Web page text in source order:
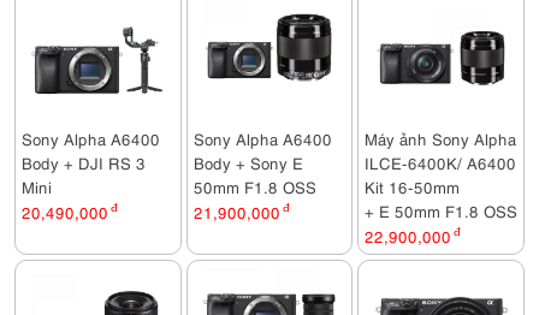
Sony Alpha A6400
Body + DJI RS 3
Mini
20,490,000 đ
Sony Alpha A6400
Body + Sony E
50mm F1.8 OSS
21,900,000 đ
Máy ảnh Sony Alpha
ILCE-6400K/ A6400
Kit 16-50mm
+ E 50mm F1.8 OSS
22,900,000 đ